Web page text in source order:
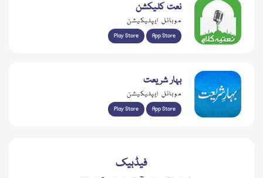
نعت کلیکشن
موبائل ایپلیکیشن
Play Store App Store
بہار شریعت
موبائل ایپلیکیشن
Play Store App Store
فیڈبیک